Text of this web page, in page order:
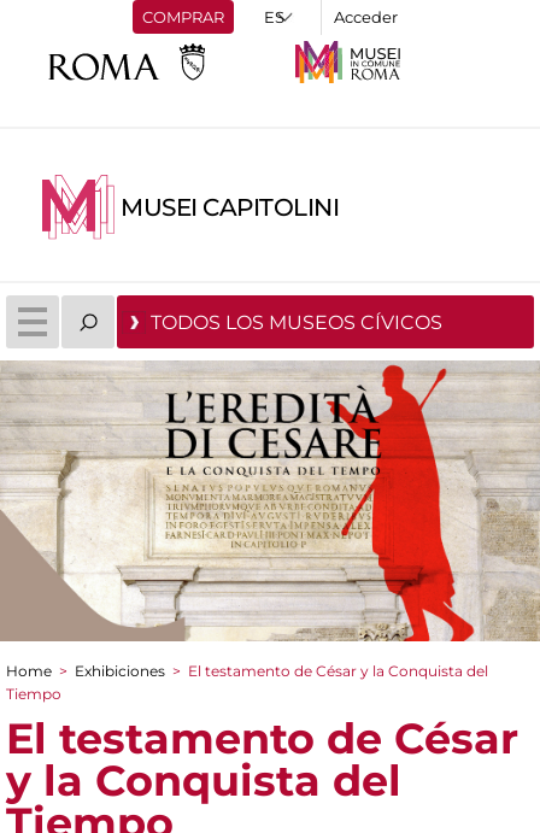
COMPRAR Acceder
MUSEI CAPITOLINI
TODOS LOS MUSEOS CÍVICOS
You are here
Home > Exhibiciones > El testamento de César y la Conquista del
Tiempo
El testamento de César
y la Conquista del
Tiempo